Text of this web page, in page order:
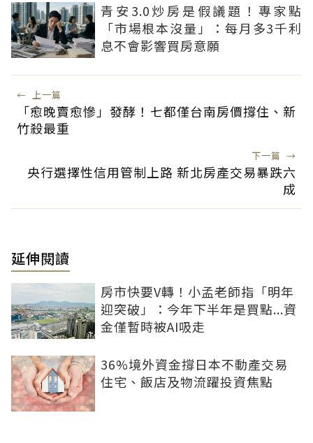
青安3.0炒房是假議題！專家點
「市場根本沒量」：每月多3千利
息不會影響買房意願
← 上一篇
「愈晚賣愈慘」發酵！七都僅台南房價撐住、新
竹殺最重
下一篇 →
央行選擇性信用管制上路 新北房產交易暴跌六
成
延伸閱讀
房市快要V轉！小孟老師指「明年
迎突破」：今年下半年是買點...資
金僅暫時被AI吸走
36%境外資金撐日本不動產交易
住宅、飯店及物流躍投資焦點